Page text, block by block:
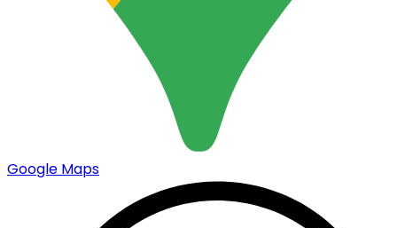
Google Maps